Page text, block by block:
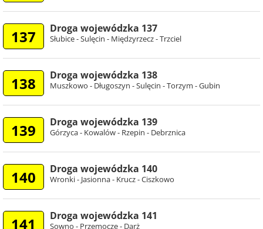
137 Droga wojewódzka 137
Słubice - Sulęcin - Międzyrzecz - Trzciel
138 Droga wojewódzka 138
Muszkowo - Długoszyn - Sulęcin - Torzym - Gubin
139 Droga wojewódzka 139
Górzyca - Kowalów - Rzepin - Debrznica
140 Droga wojewódzka 140
Wronki - Jasionna - Krucz - Ciszkowo
141 Droga wojewódzka 141
Sowno - Przemocze - Darż